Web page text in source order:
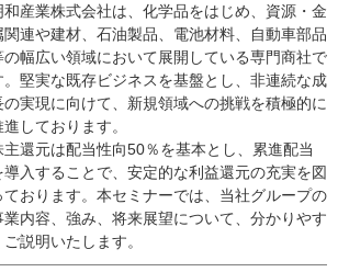
和産業株式会社は、化学品をはじめ、資源・金
関連や建材、石油製品、電池材料、自動車部品
の幅広い領域において展開している専門商社で
。堅実な既存ビジネスを基盤とし、非連続な成
の実現に向けて、新規領域への挑戦を積極的に
進しております。
主還元は配当性向50％を基本とし、累進配当
導入することで、安定的な利益還元の充実を図
ております。本セミナーでは、当社グループの
業内容、強み、将来展望について、分かりやす
ご説明いたします。